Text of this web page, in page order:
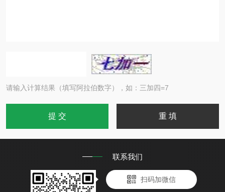
请输入计算结果（填写阿拉伯数字），如：三加四=7
联系我们
扫码加微信